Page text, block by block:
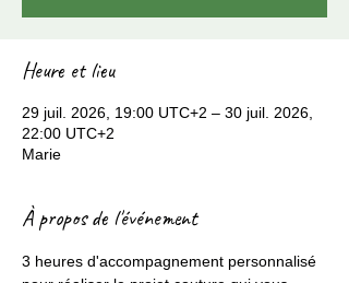
Heure et lieu
29 juil. 2026, 19:00 UTC+2 – 30 juil. 2026,
22:00 UTC+2
Marie
À propos de l'événement
3 heures d'accompagnement personnalisé